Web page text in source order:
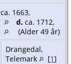
ca. 1663,
d. ca. 1712,
(Alder 49 år)
Drangedal,
Telemark
[1]